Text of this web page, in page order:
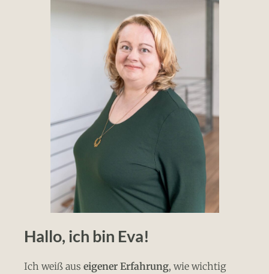
Hallo, ich bin Eva!
Ich weiß aus eigener Erfahrung, wie wichtig